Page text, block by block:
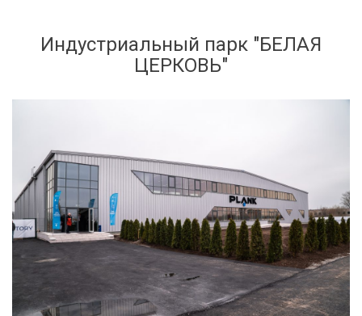
Индустриальный парк "БЕЛАЯ
ЦЕРКОВЬ"